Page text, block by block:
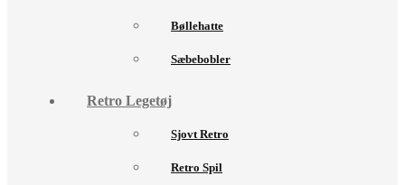
Bøllehatte
Sæbebobler
Retro Legetøj
Sjovt Retro
Retro Spil